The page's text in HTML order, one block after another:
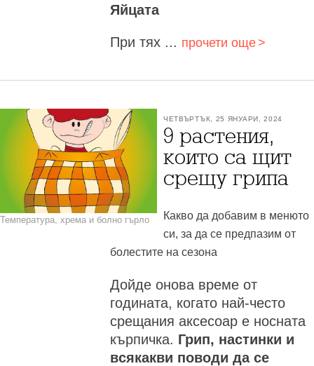
Яйцата
При тях ... прочети още
ЧЕТВЪРТЪК, 25 ЯНУАРИ, 2024
9 растения,
които са щит
срещу грипа
Температура, хрема и болно гърло
Какво да добавим в менюто
си, за да се предпазим от
болестите на сезона
Дойде онова време от
годината, когато най-често
срещания аксесоар е носната
кърпичка. Грип, настинки и
всякакви поводи да се